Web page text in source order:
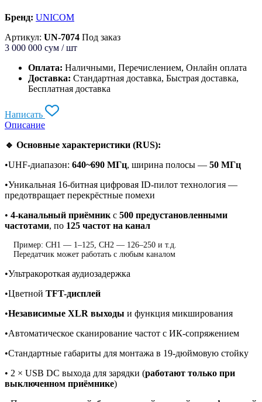
Бренд: UNICOM
Артикул: UN-7074 Под заказ
3 000 000 сум / шт
Оплата: Наличными, Перечислением, Онлайн оплата
Доставка: Стандартная доставка, Быстрая доставка,
Бесплатная доставка
Написать
Описание
🔹 Основные характеристики (RUS):
•UHF-диапазон: 640~690 МГц, ширина полосы — 50 МГц
•Уникальная 16-битная цифровая ID-пилот технология —
предотвращает перекрёстные помехи
• 4-канальный приёмник с 500 предустановленными
частотами, по 125 частот на канал
Пример: CH1 — 1–125, CH2 — 126–250 и т.д.
Передатчик может работать с любым каналом
•Ультракороткая аудиозадержка
•Цветной TFT-дисплей
•Независимые XLR выходы и функция микширования
•Автоматическое сканирование частот с ИК-сопряжением
•Стандартные габариты для монтажа в 19-дюймовую стойку
• 2 × USB DC выхода для зарядки (работают только при
выключенном приёмнике)